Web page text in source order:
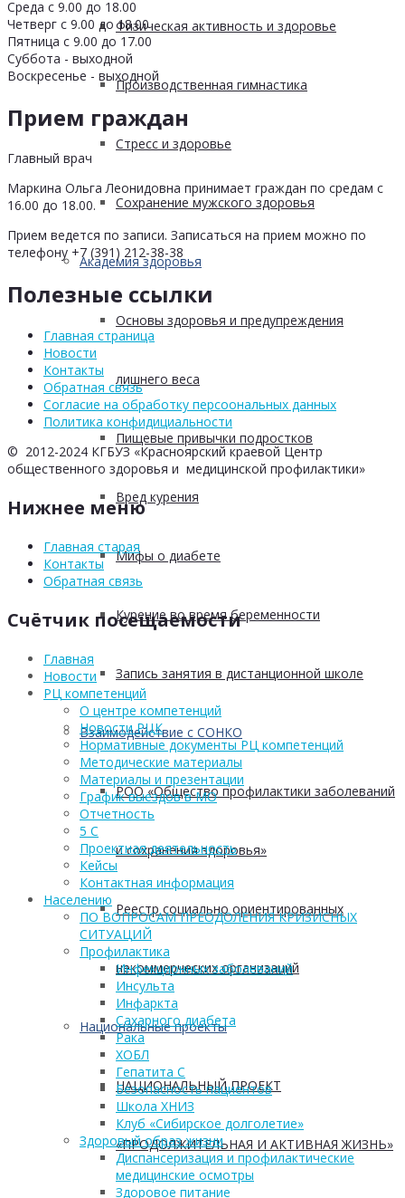
Физическая активность и здоровье
Производственная гимнастика
Стресс и здоровье
Сохранение мужского здоровья
Академия здоровья
Основы здоровья и предупреждения
лишнего веса
Пищевые привычки подростков
Вред курения
Мифы о диабете
Курение во время беременности
Запись занятия в дистанционной школе
Взаимодействие с СОНКО
РОО «Общество профилактики заболеваний
и сохранения здоровья»
Реестр социально ориентированных
некоммерческих организаций
Национальные проекты
НАЦИОНАЛЬНЫЙ ПРОЕКТ
«ПРОДОЛЖИТЕЛЬНАЯ И АКТИВНАЯ ЖИЗНЬ»
Среда с 9.00 до 18.00
Четверг с 9.00 до 18.00
Пятница с 9.00 до 17.00
Суббота - выходной
Воскресенье - выходной
Прием граждан
Главный врач
Маркина Ольга Леонидовна принимает граждан по средам с
16.00 до 18.00.
Прием ведется по записи. Записаться на прием можно по
телефону +7 (391) 212-38-38
Полезные ссылки
Главная страница
Новости
Контакты
Обратная связь
Согласие на обработку персоональных данных
Политика конфидициальности
© 2012-2024 КГБУЗ «Красноярский краевой Центр
общественного здоровья и медицинской профилактики»
Нижнее меню
Главная старая
Контакты
Обратная связь
Счётчик посещаемости
Главная
Новости
РЦ компетенций
О центре компетенций
Новости РЦК
Нормативные документы РЦ компетенций
Методические материалы
Материалы и презентации
График выездов в МО
Отчетность
5 С
Проектная деятельность
Кейсы
Контактная информация
Населению
ПО ВОПРОСАМ ПРЕОДОЛЕНИЯ КРИЗИСНЫХ
СИТУАЦИЙ
Профилактика
Инфекционных заболеваний
Инсульта
Инфаркта
Сахарного диабета
Рака
ХОБЛ
Гепатита С
Безопасность пациентов
Школа ХНИЗ
Клуб «Сибирское долголетие»
Здоровый образ жизни
Диспансеризация и профилактические
медицинские осмотры
Здоровое питание